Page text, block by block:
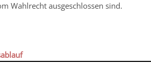
Wahlrecht ausgeschlossen sind.